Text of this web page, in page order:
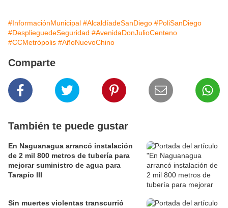
#InformaciónMunicipal #AlcaldíadeSanDiego #PoliSanDiego
#DesplieguedeSeguridad #AvenidaDonJulioCenteno
#CCMetrópolis #AñoNuevoChino
Comparte
También te puede gustar
En Naguanagua arrancó instalación
de 2 mil 800 metros de tubería para
mejorar suministro de agua para
Tarapío III
Sin muertes violentas transcurrió